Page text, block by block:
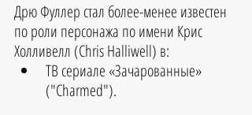
Дрю Фуллер стал более-менее известен
по роли персонажа по имени Крис
Холливелл (Chris Halliwell) в:
ТВ сериале «Зачарованные»
("Charmed").